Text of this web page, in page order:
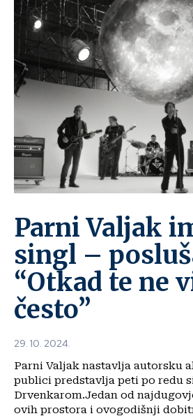
Parni Valjak
singl –
“Otkad te ne
često”
29. 10. 2024.
Parni Valjak nastavlja autorsku
publici predstavlja peti po redu
Drvenkarom.Jedan od
ovih prostora i ovogodišnji